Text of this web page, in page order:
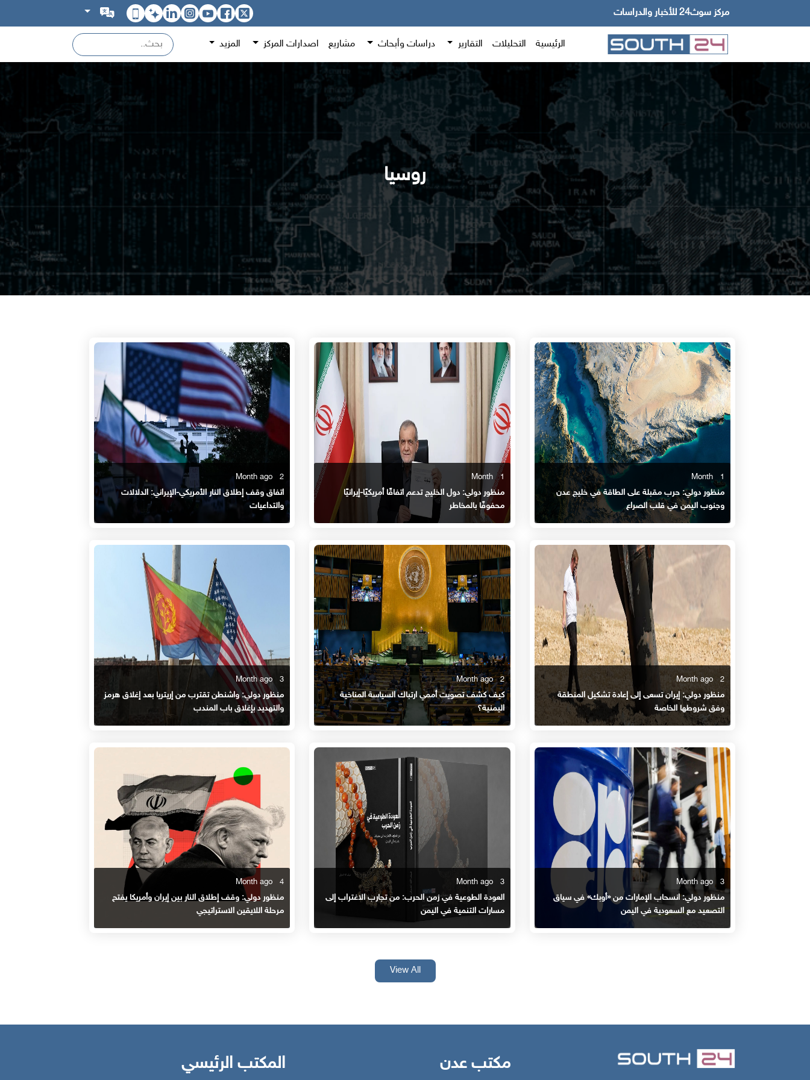
مركز سوث24 للأخبار والدراسات
الرئيسية التحليلات التقارير دراسات وأبحاث مشاريع اصدارات المركز المزيد
روسيا
1 Month
منظور دولي: حرب مقبلة على الطاقة في خليج عدن
وجنوب اليمن في قلب الصراع
1 Month
منظور دولي: دول الخليج تدعم اتفاقًا أمريكيًا-إيرانيًا
محفوفًا بالمخاطر
2 Month ago
اتفاق وقف إطلاق النار الأمريكي-الإيراني: الدلالات
والتداعيات
2 Month ago
منظور دولي: إيران تسعى إلى إعادة تشكيل المنطقة
وفق شروطها الخاصة
2 Month ago
كيف كشف تصويت أممي ارتباك السياسة المناخية
اليمنية؟
3 Month ago
منظور دولي: واشنطن تقترب من إريتريا بعد إغلاق هرمز
والتهديد بإغلاق باب المندب
3 Month ago
منظور دولي: انسحاب الإمارات من «أوبك» في سياق
التصعيد مع السعودية في اليمن
3 Month ago
العودة الطوعية في زمن الحرب: من تجارب الاغتراب إلى
مسارات التنمية في اليمن
4 Month ago
منظور دولي: وقف إطلاق النار بين إيران وأمريكا يفتح
مرحلة اللايقين الاستراتيجي
View All
مكتب عدن المكتب الرئيسي